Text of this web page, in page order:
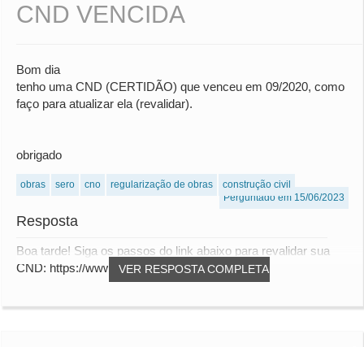
CND VENCIDA
Bom dia
tenho uma CND (CERTIDÃO) que venceu em 09/2020, como
faço para atualizar ela (revalidar).
obrigado
obras sero cno regularização de obras
construção civil
Perguntado em 15/06/2023
Resposta
VER RESPOSTA COMPLETA
Boa tarde! Siga os passos do link abaixo para revalidar sua
CND: https://www.gov.br/receitafederal/p...